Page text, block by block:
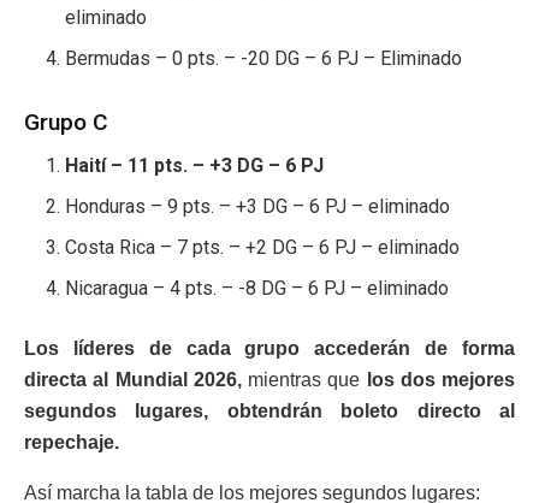
eliminado
Bermudas – 0 pts. – -20 DG – 6 PJ – Eliminado
Grupo C
Haití – 11 pts. – +3 DG – 6 PJ
Honduras – 9 pts. – +3 DG – 6 PJ – eliminado
Costa Rica – 7 pts. – +2 DG – 6 PJ – eliminado
Nicaragua – 4 pts. – -8 DG – 6 PJ – eliminado
Los líderes de cada grupo accederán de forma
directa al Mundial 2026,mientras que los dos mejores
segundos lugares, obtendrán boleto directo al
repechaje.
Así marcha la tabla de los mejores segundos lugares: